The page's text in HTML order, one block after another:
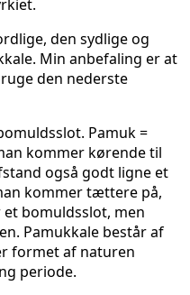
den sydlige og
Min anbefaling er at
den nederste
Pamuk =
kommer kørende til
også godt ligne et
kommer tættere på,
bomuldsslot, men
Pamukkale består af
formet af naturen
periode.